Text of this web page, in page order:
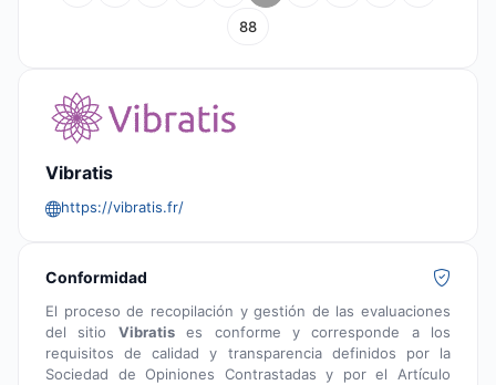
88
Vibratis
https://vibratis.fr/
Conformidad
El proceso de recopilación y gestión de las evaluaciones
del sitio Vibratises conforme y corresponde a los
requisitos de calidad y transparencia definidos por la
Sociedad de Opiniones Contrastadas y por el Artículo